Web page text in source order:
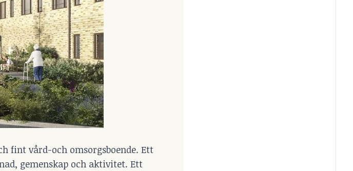
fint vård-och omsorgsboende. Ett
gemenskap och aktivitet. Ett